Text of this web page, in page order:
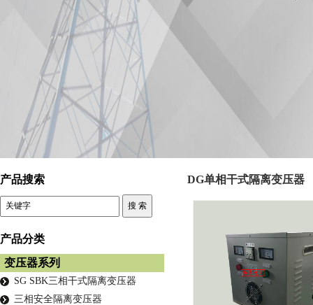
DG单相干式隔离变压器
产品搜索
产品分类
变压器系列
SG SBK三相干式隔离变压器
三相安全隔离变压器